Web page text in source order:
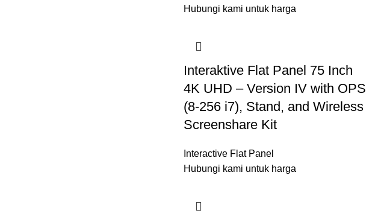
Hubungi kami untuk harga
Interaktive Flat Panel 75 Inch
4K UHD – Version IV with OPS
(8-256 i7), Stand, and Wireless
Screenshare Kit
Interactive Flat Panel
Hubungi kami untuk harga